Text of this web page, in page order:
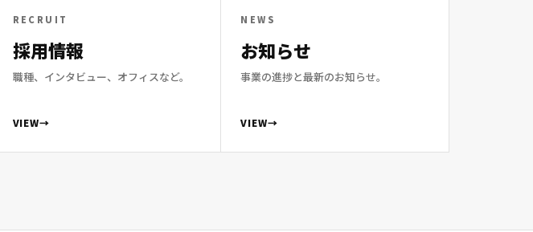
RECRUIT
採用情報
職種、インタビュー、オフィスなど。
VIEW
NEWS
お知らせ
事業の進捗と最新のお知らせ。
VIEW